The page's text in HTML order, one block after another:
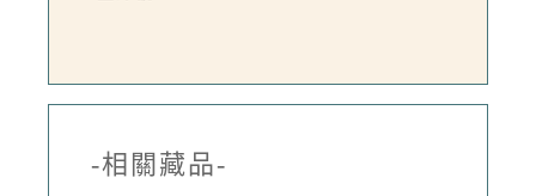
-相關藏品-